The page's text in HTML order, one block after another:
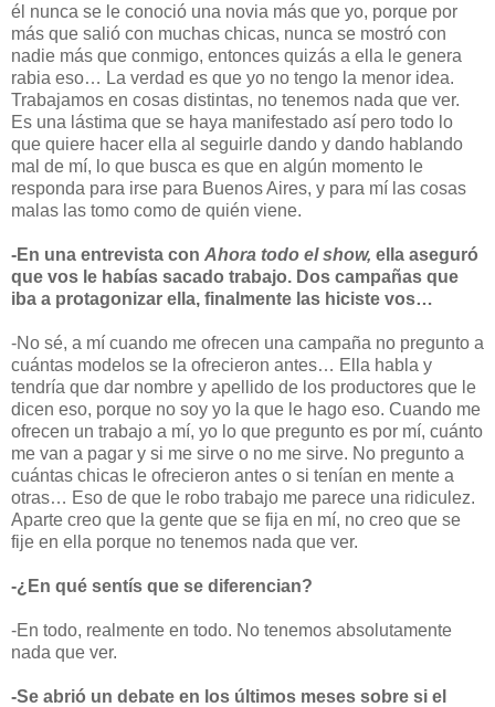
él nunca se le conoció una novia más que yo, porque por
más que salió con muchas chicas, nunca se mostró con
nadie más que conmigo, entonces quizás a ella le genera
rabia eso… La verdad es que yo no tengo la menor idea.
Trabajamos en cosas distintas, no tenemos nada que ver.
Es una lástima que se haya manifestado así pero todo lo
que quiere hacer ella al seguirle dando y dando hablando
mal de mí, lo que busca es que en algún momento le
responda para irse para Buenos Aires, y para mí las cosas
malas las tomo como de quién viene.
-En una entrevista con Ahora todo el show, ella aseguró
que vos le habías sacado trabajo. Dos campañas que
iba a protagonizar ella, finalmente las hiciste vos…
-No sé, a mí cuando me ofrecen una campaña no pregunto a
cuántas modelos se la ofrecieron antes… Ella habla y
tendría que dar nombre y apellido de los productores que le
dicen eso, porque no soy yo la que le hago eso. Cuando me
ofrecen un trabajo a mí, yo lo que pregunto es por mí, cuánto
me van a pagar y si me sirve o no me sirve. No pregunto a
cuántas chicas le ofrecieron antes o si tenían en mente a
otras… Eso de que le robo trabajo me parece una ridiculez.
Aparte creo que la gente que se fija en mí, no creo que se
fije en ella porque no tenemos nada que ver.
-¿En qué sentís que se diferencian?
-En todo, realmente en todo. No tenemos absolutamente
nada que ver.
-Se abrió un debate en los últimos meses sobre si el